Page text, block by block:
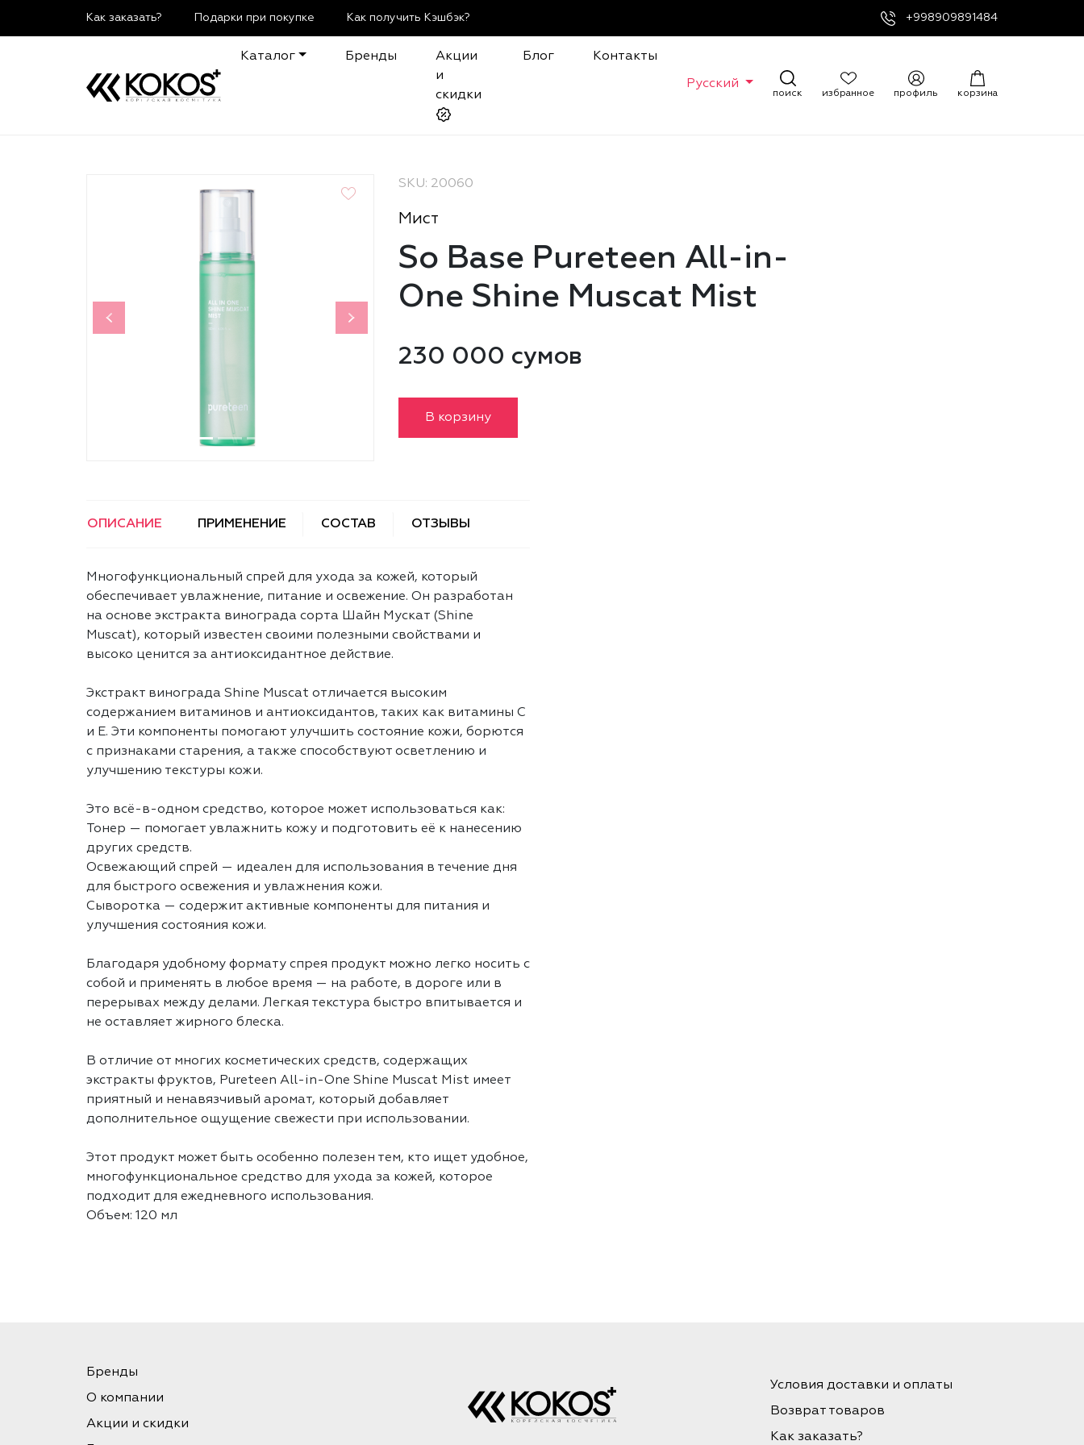
Как заказать? Подарки при покупке Как получить Кэшбэк? +998909891484
Каталог Бренды
Акции
и
скидки
Блог Контакты
Русский
поиск избранное профиль корзина
SKU: 20060
Мист
So Base Pureteen All-in-
One Shine Muscat Mist
230 000 сумов
В корзину
ОПИСАНИЕ ПРИМЕНЕНИЕ СОСТАВ ОТЗЫВЫ
Многофункциональный спрей для ухода за кожей, который
обеспечивает увлажнение, питание и освежение. Он разработан
на основе экстракта винограда сорта Шайн Мускат (Shine
Muscat), который известен своими полезными свойствами и
высоко ценится за антиоксидантное действие.
Экстракт винограда Shine Muscat отличается высоким
содержанием витаминов и антиоксидантов, таких как витамины C
и E. Эти компоненты помогают улучшить состояние кожи, борются
с признаками старения, а также способствуют осветлению и
улучшению текстуры кожи.
Это всё-в-одном средство, которое может использоваться как:
Тонер — помогает увлажнить кожу и подготовить её к нанесению
других средств.
Освежающий спрей — идеален для использования в течение дня
для быстрого освежения и увлажнения кожи.
Сыворотка — содержит активные компоненты для питания и
улучшения состояния кожи.
Благодаря удобному формату спрея продукт можно легко носить с
собой и применять в любое время — на работе, в дороге или в
перерывах между делами. Легкая текстура быстро впитывается и
не оставляет жирного блеска.
В отличие от многих косметических средств, содержащих
экстракты фруктов, Pureteen All-in-One Shine Muscat Mist имеет
приятный и ненавязчивый аромат, который добавляет
дополнительное ощущение свежести при использовании.
Этот продукт может быть особенно полезен тем, кто ищет удобное,
многофункциональное средство для ухода за кожей, которое
подходит для ежедневного использования.
Объем: 120 мл
Бренды
О компании
Акции и скидки
Условия доставки и оплаты
Возврат товаров
Как заказать?